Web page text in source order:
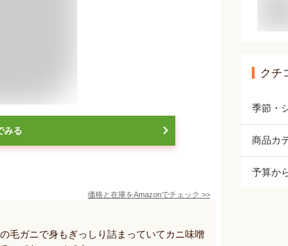
みる
価格と在庫をAmazonでチェック >>
毛ガニで身もぎっしり詰まっていてカニ味噌
クチ
季節・
商品カ
予算か